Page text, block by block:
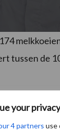
your privacy
4 partners use
tussen de
had
vaak